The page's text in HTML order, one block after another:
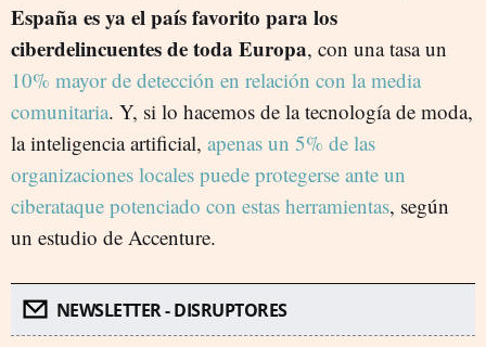
España es ya el país favorito para los
ciberdelincuentes de toda Europa, con una tasa un
10% mayor de detección en relación con la media
comunitaria. Y, si lo hacemos de la tecnología de moda,
la inteligencia artificial, apenas un 5% de las
organizaciones locales puede protegerse ante un
ciberataque potenciado con estas herramientas, según
un estudio de Accenture.
NEWSLETTER - DISRUPTORES